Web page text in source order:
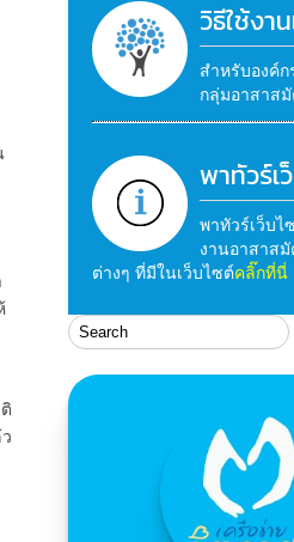
วิธีใช้งา
สำหรับองค์
กลุ่มอาสาส
พาทัวร์เ
พาทัวร์เว็บไ
งานอาสาส
ต่างๆ ที่มีในเว็บไซต์คลิ๊กที่นี่